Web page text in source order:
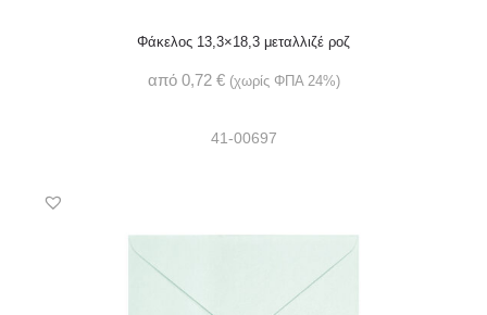
Φάκελος 13,3×18,3 μεταλλιζέ ροζ
από 0,72 € (χωρίς ΦΠΑ 24%)
41-00697